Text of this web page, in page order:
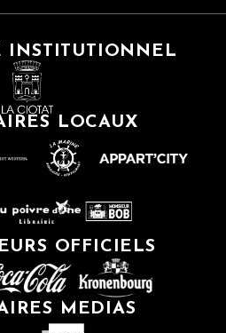
INSTITUTIONNEL
LOCAUX
OFFICIELS
MEDIAS